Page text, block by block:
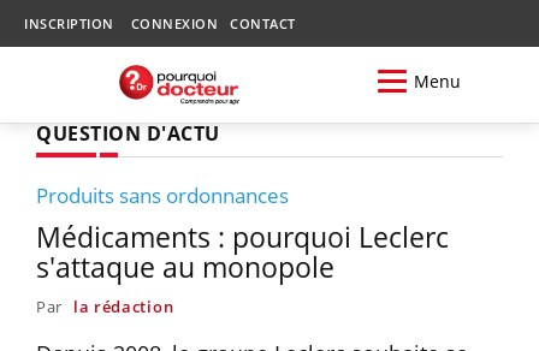
INSCRIPTION CONNEXION CONTACT
Menu
QUESTION D'ACTU
Produits sans ordonnances
Médicaments : pourquoi Leclerc
s'attaque au monopole
Par la rédaction